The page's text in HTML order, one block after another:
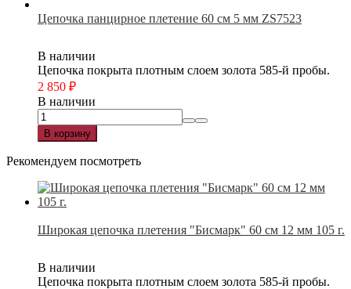
Цепочка панцирное плетение 60 см 5 мм ZS7523
В наличии
Цепочка покрыта плотным слоем золота 585-й пробы.
2 850 ₽
В наличии
В корзину
Рекомендуем посмотреть
Широкая цепочка плетения "Бисмарк" 60 см 12 мм 105 г.
В наличии
Цепочка покрыта плотным слоем золота 585-й пробы.